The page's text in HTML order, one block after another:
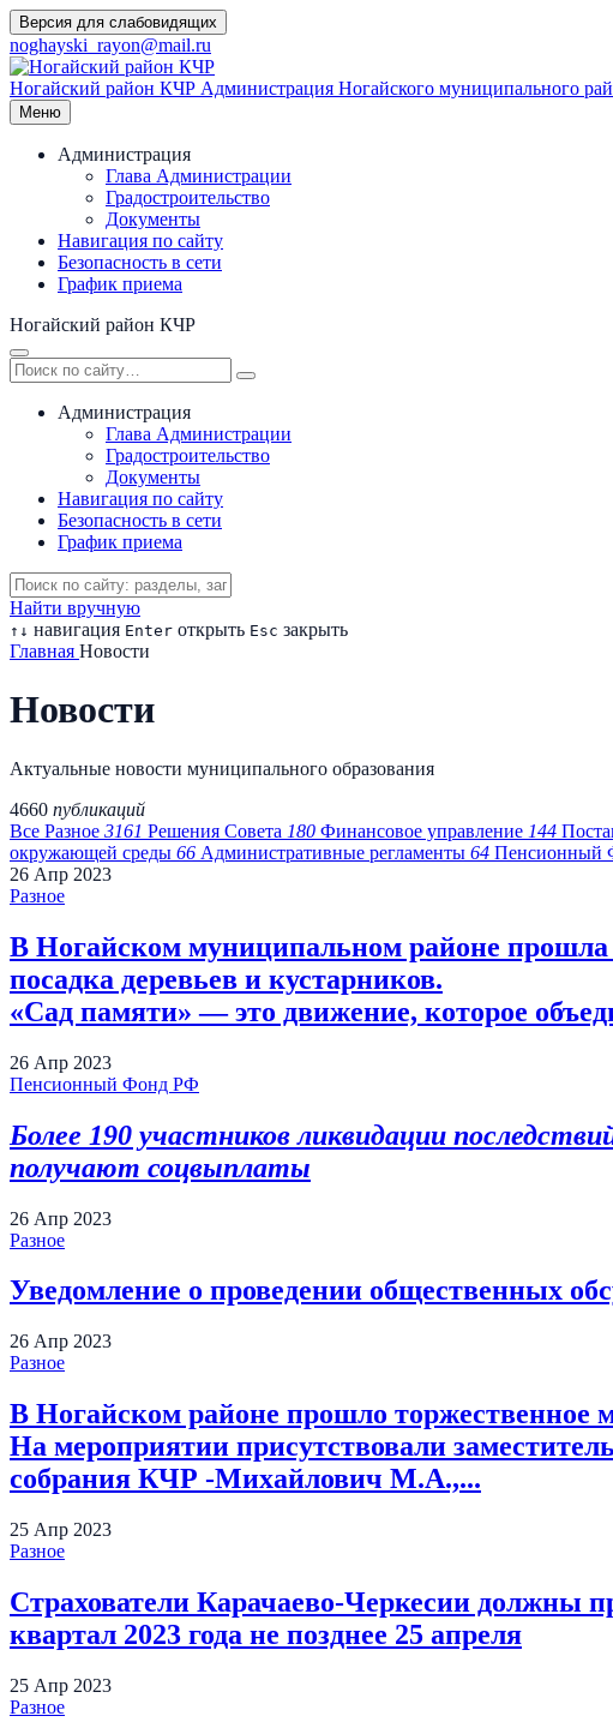
Перейти
к
содержимому
Версия для слабовидящих
noghayski_rayon@mail.ru
Ногайский район КЧР Администрация Ногайского муниципального
Меню
Администрация
Глава Администрации
Градостроительство
Документы
Навигация по сайту
Безопасность в сети
График приема
Ногайский район КЧР
Администрация
Глава Администрации
Градостроительство
Документы
Навигация по сайту
Безопасность в сети
График приема
Найти вручную
↑ ↓ навигация Enter открыть Esc закрыть
Главная Новости
Новости
Актуальные новости муниципального образования
4660 публикаций
Все Разное 3161 Решения Совета 180 Финансовое управление 144
окружающей среды 66 Административные регламенты 64 Пенсионный
26 Апр 2023
Разное
В Ногайском муниципальном районе
посадка деревьев и кустарников.
«Сад памяти» — это движение, которое
26 Апр 2023
Пенсионный Фонд РФ
Более 190 участников ликвидации
получают соцвыплаты
26 Апр 2023
Разное
Уведомление о проведении общественных
26 Апр 2023
Разное
В Ногайском районе прошло торжественное
На мероприятии присутствовали
собрания КЧР -Михайлович М.А.,...
25 Апр 2023
Разное
Страхователи Карачаево-Черкесии должны
квартал 2023 года не позднее 25 апреля
25 Апр 2023
Разное